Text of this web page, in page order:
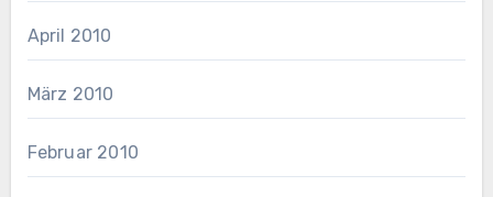
April 2010
März 2010
Februar 2010